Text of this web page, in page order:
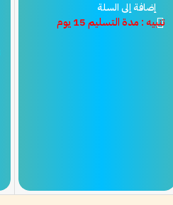
إضافة إلى السلة
تنبيه : مدة التسليم 15 يوم